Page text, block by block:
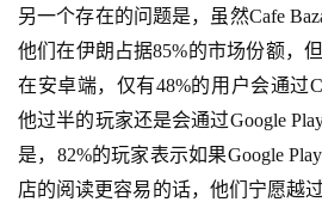
会
上
海
站
另一个存在的问题是，虽然Cafe
他们在伊朗占据85%的市场份额，
在安卓端，仅有48%的用户会通过
他过半的玩家还是会通过Google
是，82%的玩家表示如果Google
店的阅读更容易的话，他们宁愿越